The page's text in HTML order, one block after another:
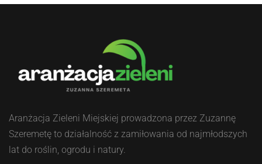
Aranżacja Zieleni Miejskiej prowadzona przez Zuzannę
Szeremetę to działalność z zamiłowania od najmłodszych
lat do roślin, ogrodu i natury.